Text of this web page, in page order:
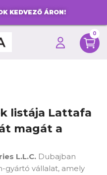
KEDVEZŐ ÁRON!
0
listája Lattafa
magát a
L.L.C. Dubajban
gyártó vállalat, amely